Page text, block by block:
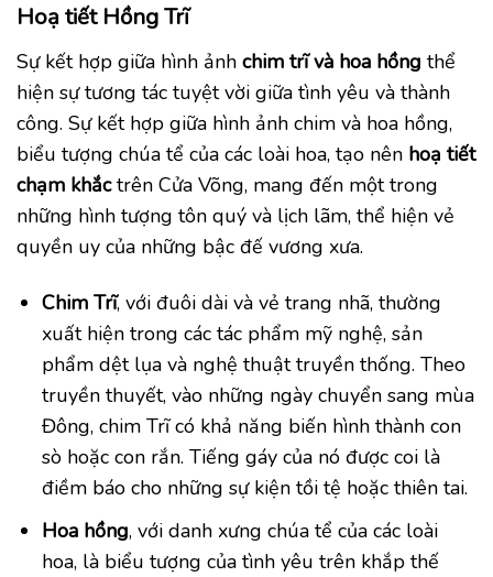
Hoạ tiết Hồng Trĩ
Sự kết hợp giữa hình ảnh chim trĩ và hoa hồng thể
hiện sự tương tác tuyệt vời giữa tình yêu và thành
công. Sự kết hợp giữa hình ảnh chim và hoa hồng,
biểu tượng chúa tể của các loài hoa, tạo nên hoạ tiết
chạm khắctrên Cửa Võng, mang đến một trong
những hình tượng tôn quý và lịch lãm, thể hiện vẻ
quyền uy của những bậc đế vương xưa.
Chim Trĩ, với đuôi dài và vẻ trang nhã, thường
xuất hiện trong các tác phẩm mỹ nghệ, sản
phẩm dệt lụa và nghệ thuật truyền thống. Theo
truyền thuyết, vào những ngày chuyển sang mùa
Đông, chim Trĩ có khả năng biến hình thành con
sò hoặc con rắn. Tiếng gáy của nó được coi là
điềm báo cho những sự kiện tồi tệ hoặc thiên tai.
Hoa hồng, với danh xưng chúa tể của các loài
hoa, là biểu tượng của tình yêu trên khắp thế